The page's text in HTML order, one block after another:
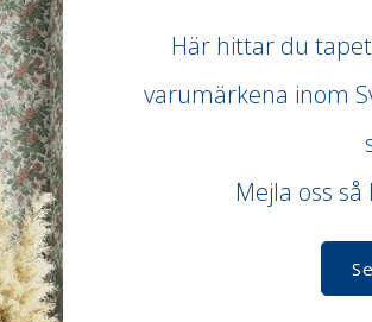
Här hittar du
varumärkena inom
Mejla oss